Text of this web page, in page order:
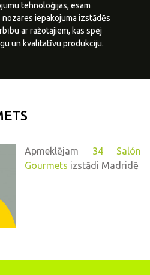
tehnoloģijas, esam
iepakojuma izstādēs
ar ražotājiem, kas spēj
un kvalitatīvu produkciju.
Apmeklējam 34 Salón
Gourmets izstādi Madridē